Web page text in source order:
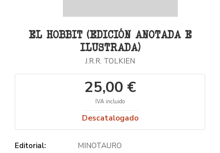
EL HOBBIT (EDICIÓN ANOTADA E
ILUSTRADA)
J.R.R. TOLKIEN
25,00 €
IVA incluido
Descatalogado
Editorial:
MINOTAURO